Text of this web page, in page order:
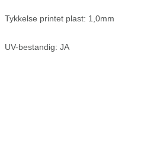
Tykkelse printet plast: 1,0mm
UV-bestandig: JA